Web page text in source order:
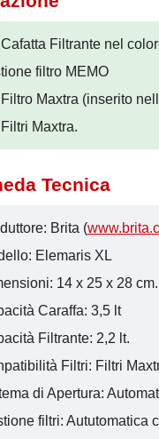
Filtrante nel
filtro MEMO
Maxtra (inserito
Maxtra.
Tecnica
Brita (
Elemaris XL
14 x 25 x 28
Caraffa: 3,5 lt
Filtrante: 2,2 lt.
Filtri: Filtri
di Apertura:
filtri: Aututomatica